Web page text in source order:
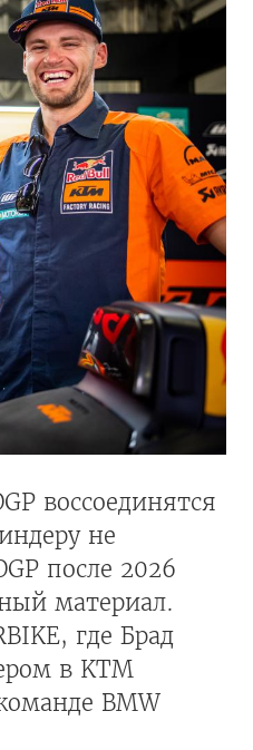
воссоединятся
не
после 2026
материал.
где Брад
в KTM
BMW